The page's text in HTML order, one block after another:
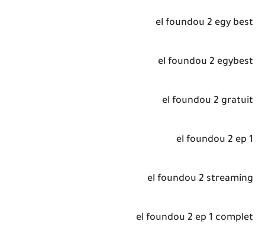
el foundou 2 egy best
el foundou 2 egybest
el foundou 2 gratuit
el foundou 2 ep 1
el foundou 2 streaming
el foundou 2 ep 1 complet